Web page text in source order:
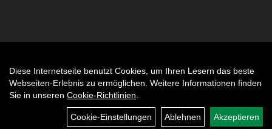
Diese Internetseite benutzt Cookies, um Ihren Lesern das beste
Webseiten-Erlebnis zu ermöglichen. Weitere Informationen finden
Sie in unseren Cookie-Richtlinien
Cookie-Einstellungen Ablehnen Akzeptieren
Auftrag widerrufen